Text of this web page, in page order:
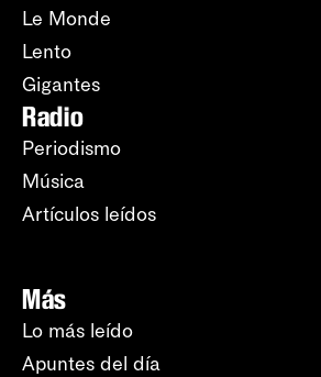
Le Monde
Lento
Gigantes
Radio
Periodismo
Música
Artículos leídos
Más
Lo más leído
Apuntes del día